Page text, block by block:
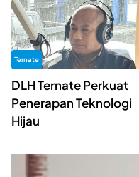
Ternate
DLH Ternate Perkuat
Penerapan Teknologi
Hijau